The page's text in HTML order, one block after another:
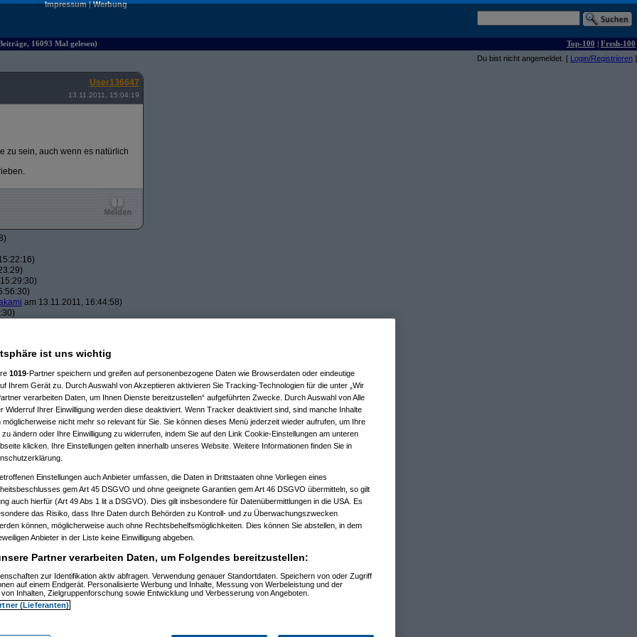
Impressum|Werbung
16093 Mal gelesen) Top-100 | Fresh-100
Du bist nicht angemeldet. [ Login/Registrieren ]
User136647
13.11.2011, 15:04:19
zu sein, auch wenn es natürlich
am 13.11.2011, 16:44:58)
am 13.11.2011, 17:10:18)
17:22:58)
17:24:07)
17:25:10)
17:25:40)
17:26:34)
am 13.11.2011, 17:27:06)
17:28:48)
17:29:06)
17:38:58)
17:39:40)
17:49:03)
18:08:19)
ist uns wichtig
1019-Partner speichern und greifen auf personenbezogene Daten wie Browserdaten oder eindeutige
Ihrem Gerät zu. Durch Auswahl von Akzeptieren aktivieren Sie Tracking-Technologien für die unter „Wir
verarbeiten Daten, um Ihnen Dienste bereitzustellen“ aufgeführten Zwecke. Durch Auswahl von Alle
Widerruf Ihrer Einwilligung werden diese deaktiviert. Wenn Tracker deaktiviert sind, sind manche Inhalte
möglicherweise nicht mehr so relevant für Sie. Sie können dieses Menü jederzeit wieder aufrufen, um Ihre
zu ändern oder Ihre Einwilligung zu widerrufen, indem Sie auf den Link Cookie-Einstellungen am unteren
klicken. Ihre Einstellungen gelten innerhalb unseres Website. Weitere Informationen finden Sie in
Einstellungen auch Anbieter umfassen, die Daten in Drittstaaten ohne Vorliegen eines
gem Art 45 DSGVO und ohne geeignete Garantien gem Art 46 DSGVO übermitteln, so gilt
auch hierfür (Art 49 Abs 1 lit a DSGVO). Dies gilt insbesondere für Datenübermittlungen in die USA. Es
das Risiko, dass Ihre Daten durch Behörden zu Kontroll- und zu Überwachungszwecken
können, möglicherweise auch ohne Rechtsbehelfsmöglichkeiten. Dies können Sie abstellen, in dem
Anbieter in der Liste keine Einwilligung abgeben.
Partner verarbeiten Daten, um Folgendes bereitzustellen:
zur Identifikation aktiv abfragen. Verwendung genauer Standortdaten. Speichern von oder Zugriff
auf einem Endgerät. Personalisierte Werbung und Inhalte, Messung von Werbeleistung und der
Inhalten, Zielgruppenforschung sowie Entwicklung und Verbesserung von Angeboten.
(Lieferanten)